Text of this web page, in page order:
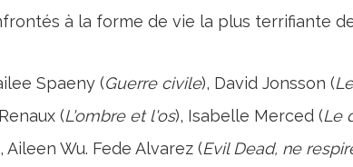
à la forme de vie la plus terrifiante de
Spaeny (Guerre civile), David Jonsson (
(L'ombre et l'os), Isabelle Merced (Le
Aileen Wu. Fede Alvarez (Evil Dead, ne